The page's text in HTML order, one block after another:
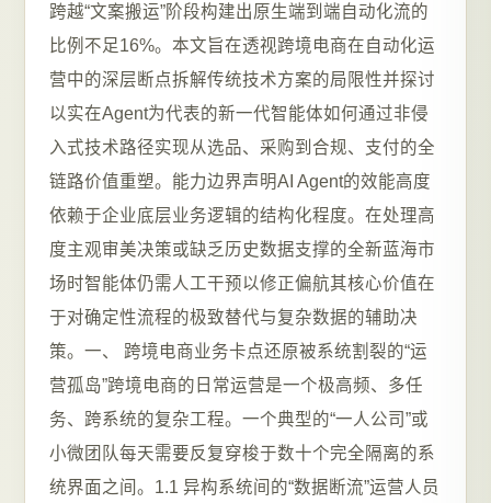
跨越“文案搬运”阶段构建出原生端到端自动化流的
比例不足16%。本文旨在透视跨境电商在自动化运
营中的深层断点拆解传统技术方案的局限性并探讨
以实在Agent为代表的新一代智能体如何通过非侵
入式技术路径实现从选品、采购到合规、支付的全
链路价值重塑。能力边界声明AI Agent的效能高度
依赖于企业底层业务逻辑的结构化程度。在处理高
度主观审美决策或缺乏历史数据支撑的全新蓝海市
场时智能体仍需人工干预以修正偏航其核心价值在
于对确定性流程的极致替代与复杂数据的辅助决
策。一、 跨境电商业务卡点还原被系统割裂的“运
营孤岛”跨境电商的日常运营是一个极高频、多任
务、跨系统的复杂工程。一个典型的“一人公司”或
小微团队每天需要反复穿梭于数十个完全隔离的系
统界面之间。1.1 异构系统间的“数据断流”运营人员